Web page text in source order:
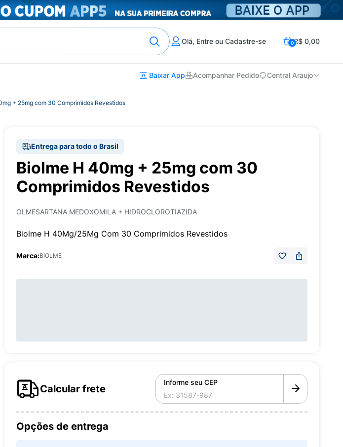
Olá, Entre ou Cadastre-se 0R$ 0,00
Baixar App Acompanhar Pedido Central Araujo
+ 25mg com 30 Comprimidos Revestidos
Entrega para todo o Brasil
Biolme H 40mg + 25mg com 30
Comprimidos Revestidos
OLMESARTANA MEDOXOMILA + HIDROCLOROTIAZIDA
Biolme H 40Mg/25Mg Com 30 Comprimidos Revestidos
Marca:BIOLME
Calcular frete
Informe seu CEP
Opções de entrega